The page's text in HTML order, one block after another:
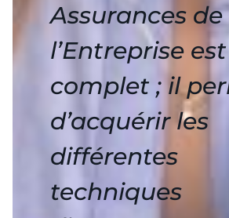
Assurances de
l’Entreprise est
complet ; il
d’acquérir les
différentes
techniques